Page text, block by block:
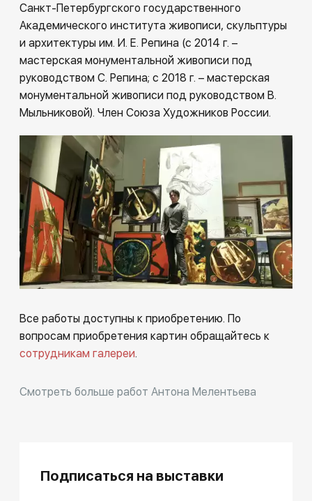
Санкт-Петербургского государственного
Академического института живописи, скульптуры
и архитектуры им. И. Е. Репина (с 2014 г. –
мастерская монументальной живописи под
руководством С. Репина; с 2018 г. – мастерская
монументальной живописи под руководством В.
Мыльниковой). Член Союза Художников России.
Все работы доступны к приобретению. По
вопросам приобретения картин обращайтесь к
сотрудникам галереи.
Смотреть больше работ Антона Мелентьева
Подписаться на выставки